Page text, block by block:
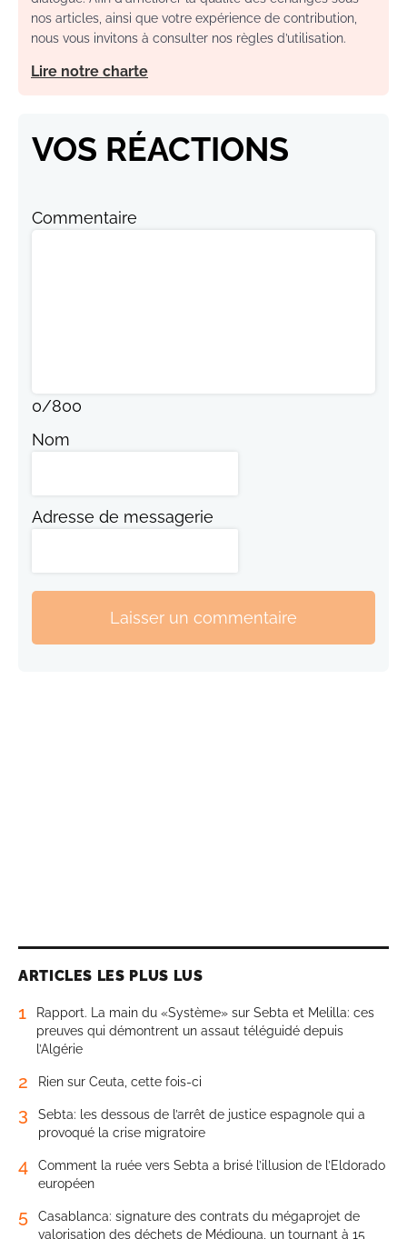
nos articles, ainsi que votre expérience de contribution,
nous vous invitons à consulter nos règles d’utilisation.
Lire notre charte
VOS RÉACTIONS
Commentaire
0/800
Nom
Adresse de messagerie
Laisser un commentaire
ARTICLES LES PLUS LUS
1
Rapport. La main du «Système» sur Sebta et Melilla: ces
preuves qui démontrent un assaut téléguidé depuis
l’Algérie
2 Rien sur Ceuta, cette fois-ci
3
Sebta: les dessous de l’arrêt de justice espagnole qui a
provoqué la crise migratoire
4
Comment la ruée vers Sebta a brisé l’illusion de l’Eldorado
européen
5
Casablanca: signature des contrats du mégaprojet de
valorisation des déchets de Médiouna, un tournant à 15